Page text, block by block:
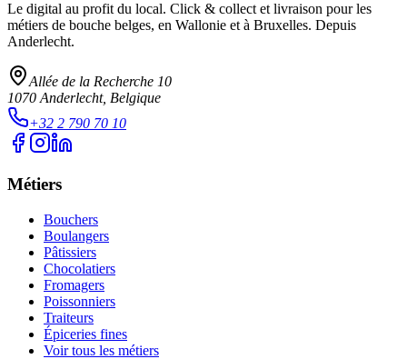
Le digital au profit du local. Click & collect et livraison pour les
métiers de bouche belges, en Wallonie et à Bruxelles. Depuis
Anderlecht.
Allée de la Recherche 10
1070 Anderlecht, Belgique
+32 2 790 70 10
Métiers
Bouchers
Boulangers
Pâtissiers
Chocolatiers
Fromagers
Poissonniers
Traiteurs
Épiceries fines
Voir tous les métiers